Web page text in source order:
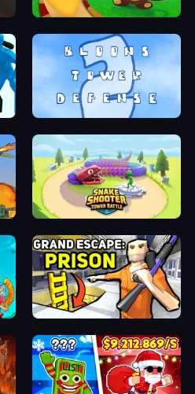
Bloons Tower Defense
Bloons Tower Defense 2
Snake Shooter: Tower Battle
Grand Escape: Prison